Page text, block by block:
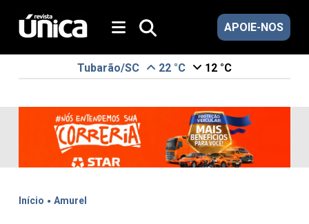
APOIE-NOS
Tubarão/SC 22 °C 12 °C
Início . Amurel